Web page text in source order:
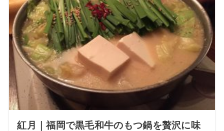
紅月｜福岡で黒毛和牛のもつ鍋を贅沢に味